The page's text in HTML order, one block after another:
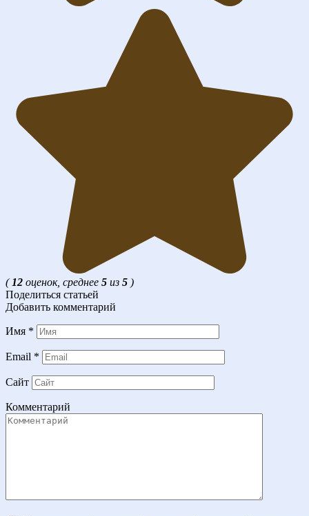
( 12 оценок, среднее 5 из 5 )
Поделиться статьей
Добавить комментарий
Имя *
Email *
Сайт
Комментарий